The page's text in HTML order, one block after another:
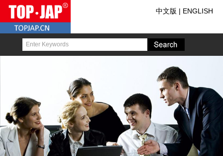
中文版 | ENGLISH